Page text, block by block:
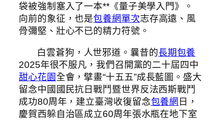
袋被強制塞入了一本**《量子美學入門》。
向前的象征，也是包養網單次志存高遠、風
骨彌堅、壯心不已的精力符號。
白雲蒼狗，人世邪道。曩昔的長期包養
2025年很不服凡，我們召開黨的二十屆四中
甜心花園全會，擘畫“十五五”成長藍圖。盛大
留念中國國民抗日戰鬥暨世界反法西斯戰鬥
成功80周年，建立臺灣收復留念包養網 日，
慶賀西躲自治區成立60周年張水瓶在地下室